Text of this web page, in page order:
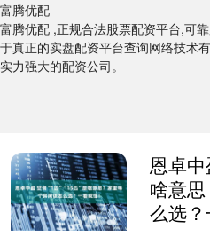
富腾优配
富腾优配 ,正规合法股票配资平台,可
于真正的实盘配资平台查询网络技术
实力强大的配资公司。
恩卓中
啥意
么选？